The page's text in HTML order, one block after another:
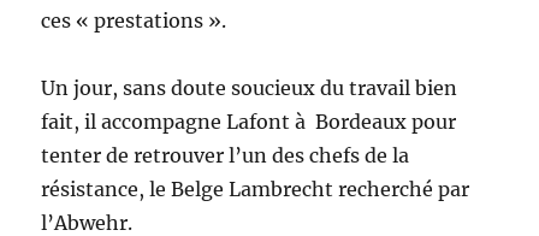
ces « prestations ».
Un jour, sans doute soucieux du travail bien
fait, il accompagne Lafont à Bordeaux pour
tenter de retrouver l’un des chefs de la
résistance, le Belge Lambrecht recherché par
l’Abwehr.